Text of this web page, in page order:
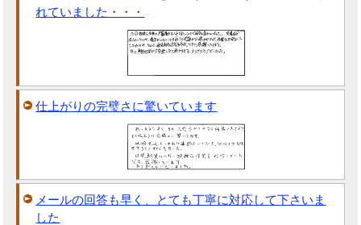
れていました・・・
仕上がりの完璧さに驚いています
メールの回答も早く、とても丁寧に対応して下さいま
した